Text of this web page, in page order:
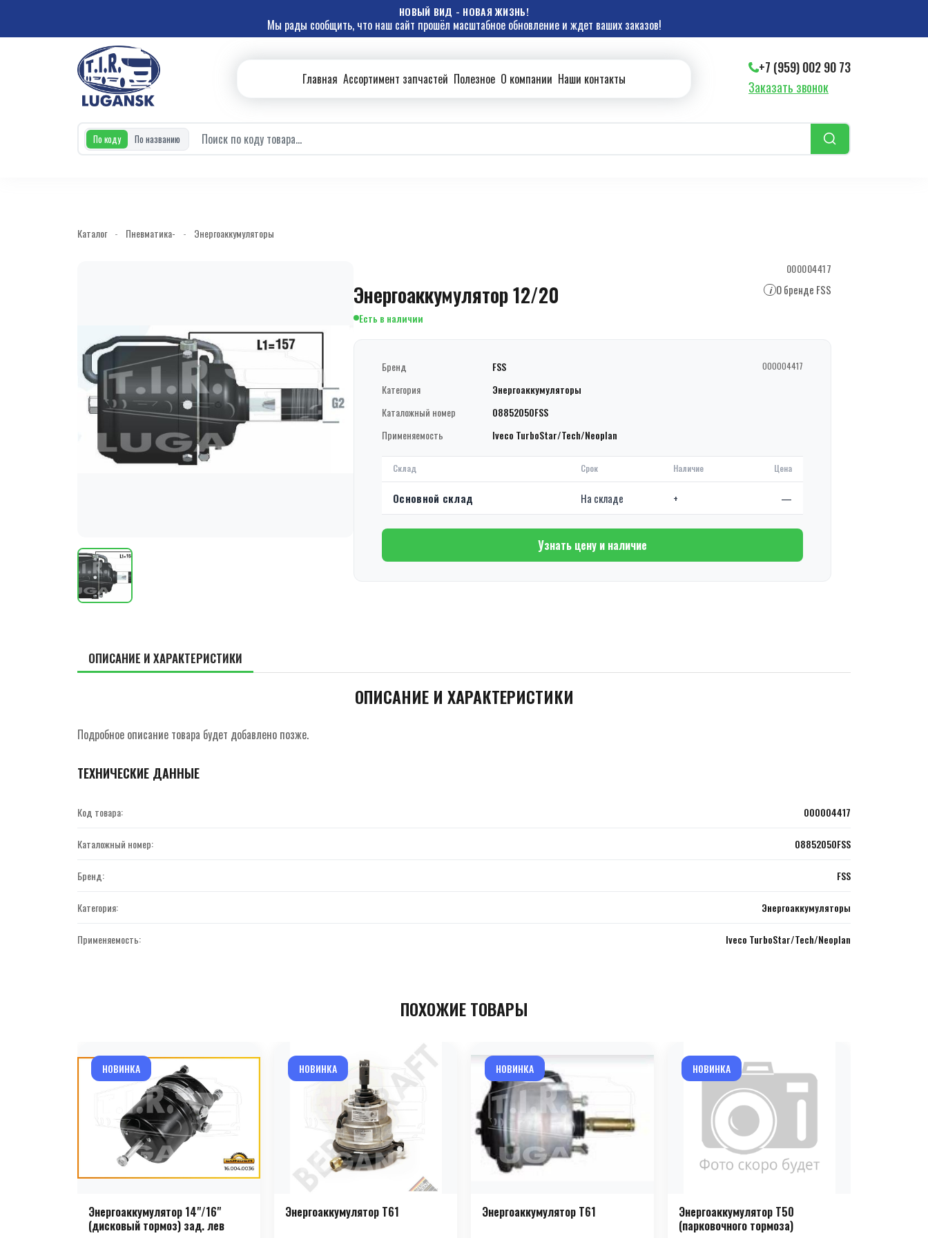
НОВЫЙ ВИД - НОВАЯ ЖИЗНЬ!
Мы рады сообщить, что наш сайт прошёл масштабное обновление и ждет ваших заказов!
Главная Ассортимент запчастей Полезное О компании Наши контакты
+7 (959) 002 90 73
Заказать звонок
По коду По названию
Каталог - Пневматика- - Энергоаккумуляторы
000004417
Энергоаккумулятор 12/20 i О бренде FSS
Есть в наличии
Бренд FSS 000004417
Категория
Энергоаккумуляторы
Каталожный номер
08852050FSS
Применяемость
Iveco TurboStar/Tech/Neoplan
Склад Срок Наличие Цена
Основной склад На складе + —
Узнать цену и наличие
ОПИСАНИЕ И ХАРАКТЕРИСТИКИ
ОПИСАНИЕ И ХАРАКТЕРИСТИКИ
Подробное описание товара будет добавлено позже.
ТЕХНИЧЕСКИЕ ДАННЫЕ
Код товара: 000004417
Каталожный номер: 08852050FSS
Бренд: FSS
Категория: Энергоаккумуляторы
Применяемость: Iveco TurboStar/Tech/Neoplan
ПОХОЖИЕ ТОВАРЫ
НОВИНКА
Энергоаккумулятор 14"/16"
(дисковый тормоз) зад. лев
НОВИНКА
Энергоаккумулятор T61
НОВИНКА
Энергоаккумулятор T61
НОВИНКА
Энергоаккумулятор T50
(парковочного тормоза)